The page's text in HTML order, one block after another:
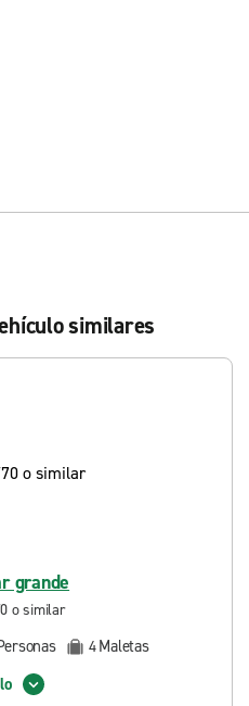
similares
grande
o similar
4Maletas